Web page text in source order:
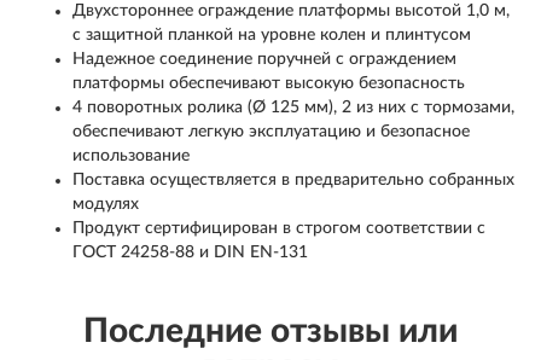
Двухстороннее ограждение платформы высотой 1,0 м,
с защитной планкой на уровне колен и плинтусом
Надежное соединение поручней с ограждением
платформы обеспечивают высокую безопасность
4 поворотных ролика (Ø 125 мм), 2 из них с тормозами,
обеспечивают легкую эксплуатацию и безопасное
использование
Поставка осуществляется в предварительно собранных
модулях
Продукт сертифицирован в строгом соответствии с
ГОСТ 24258-88 и DIN EN-131
Последние отзывы или